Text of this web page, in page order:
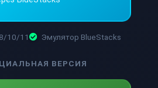
10/11 Эмулятор BlueStacks
ВЕРСИЯ